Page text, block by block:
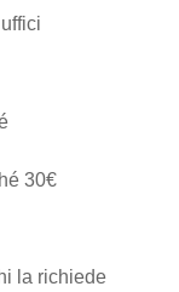
30€
la richiede